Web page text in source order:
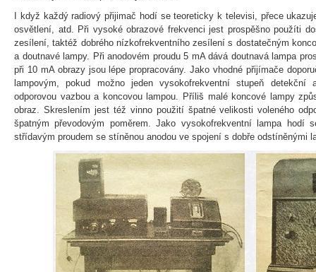
I když každý radiový přijimač hodí se teoreticky k televisi, přece
osvětlení, atd. Při vysoké obrazové frekvenci jest prospěšno použíti
zesílení, taktéž dobrého nízkofrekventního zesílení s dostatečným
a doutnavé lampy. Při anodovém proudu 5 mA dává doutnavá lampa
při 10 mA obrazy jsou lépe propracovány. Jako vhodné přijímače
lampovým, pokud možno jeden vysokofrekventní stupeň
odporovou vazbou a koncovou lampou. Příliš malé koncové lampy
obraz. Skreslením jest též vinno použití špatné velikosti voleného
špatným převodovým poměrem. Jako vysokofrekventní lampa hodí
střídavým proudem se stíněnou anodou ve spojení s dobře odstíněnými